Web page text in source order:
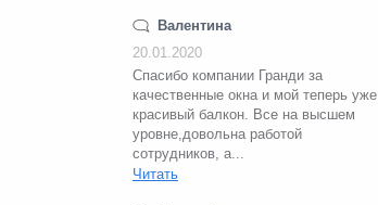
Валентина
20.01.2020
Спасибо компании Гранди за
качественные окна и мой теперь уже
красивый балкон. Все на высшем
уровне,довольна работой
сотрудников, а...
Читать